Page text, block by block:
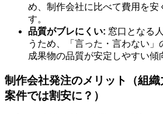
め、制作会社に比べて費用を安
す。
品質がブレにくい: 窓口となる
うため、「言った・言わない」
成果物の品質が安定しやすい傾
制作会社発注のメリット（組
案件では割安に？）